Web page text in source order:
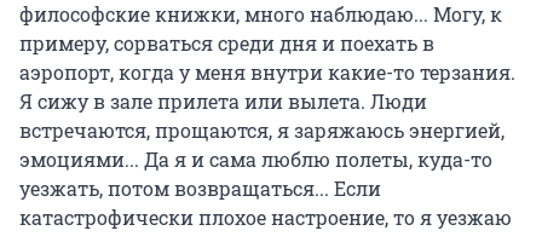
философские книжки, много наблюдаю... Могу, к
примеру, сорваться среди дня и поехать в
аэропорт, когда у меня внутри какие-то терзания.
Я сижу в зале прилета или вылета. Люди
встречаются, прощаются, я заряжаюсь энергией,
эмоциями... Да я и сама люблю полеты, куда-то
уезжать, потом возвращаться... Если
катастрофически плохое настроение, то я уезжаю